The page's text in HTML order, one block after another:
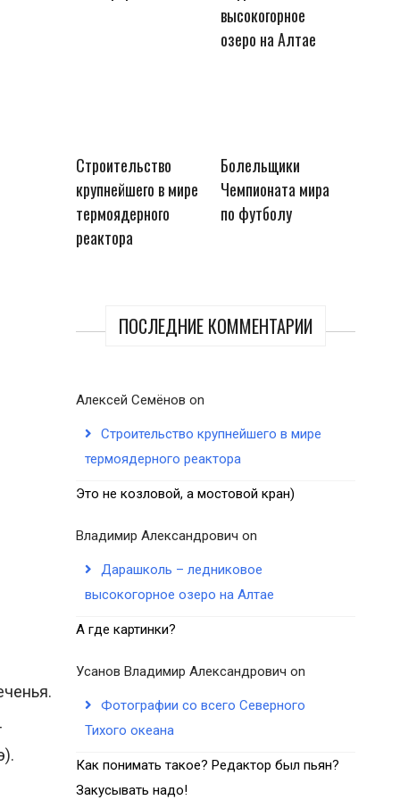
высокогорное
озеро на Алтае
Строительство
крупнейшего в мире
термоядерного
реактора
Болельщики
Чемпионата мира
по футболу
ПОСЛЕДНИЕ КОММЕНТАРИИ
Алексей Семёнов on
Строительство крупнейшего в мире
термоядерного реактора
Это не козловой, а мостовой кран)
Владимир Александрович on
Дарашколь – ледниковое
высокогорное озеро на Алтае
А где картинки?
Усанов Владимир Александрович on
Фотографии со всего Северного
Тихого океана
Как понимать такое? Редактор был пьян?
Закусывать надо!